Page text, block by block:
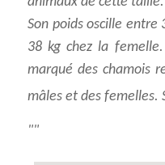
Son poids oscille entre
38 kg chez la
marqué des chamois
mâles et des femelles.